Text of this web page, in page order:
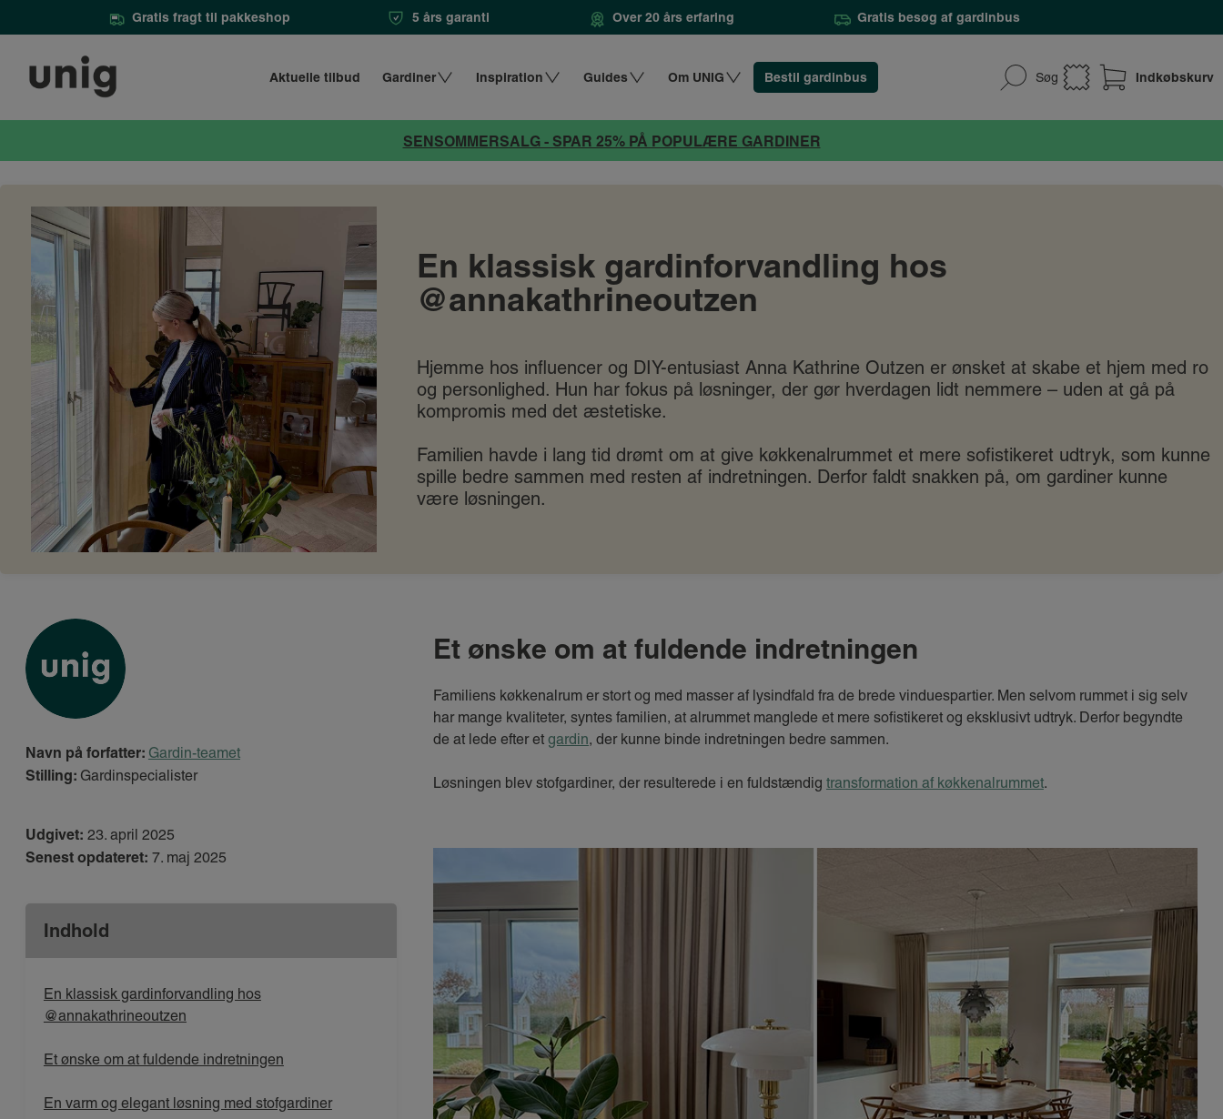
Gratis fragt til pakkeshop 5 års garanti Over 20 års erfaring Gratis besøg af gardinbus
Søg Indkøbskurv
Aktuelle tilbud Gardiner Inspiration Guides Om UNIG Bestil gardinbus
SENSOMMERSALG - SPAR 25% PÅ POPULÆRE GARDINER
En klassisk gardinforvandling hos
@annakathrineoutzen
Hjemme hos influencer og DIY-entusiast Anna Kathrine Outzen er ønsket at skabe et hjem med ro
og personlighed. Hun har fokus på løsninger, der gør hverdagen lidt nemmere – uden at gå på
kompromis med det æstetiske.
Familien havde i lang tid drømt om at give køkkenalrummet et mere sofistikeret udtryk, som kunne
spille bedre sammen med resten af indretningen. Derfor faldt snakken på, om gardiner kunne
være løsningen.
Navn på forfatter: Gardin-teamet
Stilling: Gardinspecialister
Udgivet: 23. april 2025
Senest opdateret: 7. maj 2025
Indhold
En klassisk gardinforvandling hos
@annakathrineoutzen
Et ønske om at fuldende indretningen
En varm og elegant løsning med stofgardiner
Et ønske om at fuldende indretningen
Familiens køkkenalrum er stort og med masser af lysindfald fra de brede vinduespartier. Men selvom rummet i sig selv
har mange kvaliteter, syntes familien, at alrummet manglede et mere sofistikeret og eksklusivt udtryk. Derfor begyndte
de at lede efter et gardin, der kunne binde indretningen bedre sammen.
Løsningen blev stofgardiner, der resulterede i en fuldstændig transformation af køkkenalrummet.